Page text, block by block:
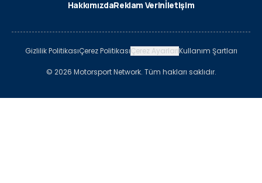
HakkımızdaReklam Verinİletişim
Gizlilik PolitikasıÇerez PolitikasıÇerez AyarlarıKullanım Şartları
© 2026 Motorsport Network. Tüm hakları saklıdır.